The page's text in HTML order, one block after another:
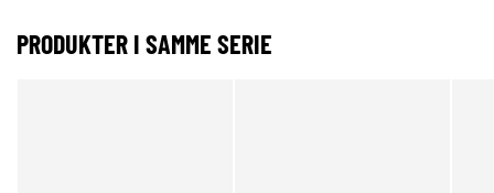
PRODUKTER I SAMME SERIE